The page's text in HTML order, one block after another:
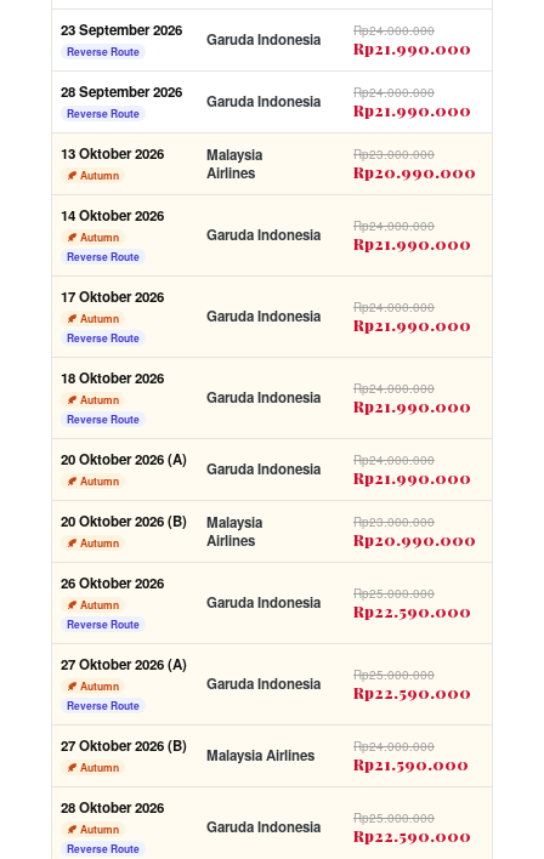
23 September 2026
Reverse Route
Garuda Indonesia Rp24.000.000
Rp21.990.000
28 September 2026
Reverse Route
Garuda Indonesia Rp24.000.000
Rp21.990.000
13 Oktober 2026
🍂 Autumn
Malaysia
Airlines
Rp23.000.000
Rp20.990.000
14 Oktober 2026
🍂 Autumn
Reverse Route
Garuda Indonesia Rp24.000.000
Rp21.990.000
17 Oktober 2026
🍂 Autumn
Reverse Route
Garuda Indonesia Rp24.000.000
Rp21.990.000
18 Oktober 2026
🍂 Autumn
Reverse Route
Garuda Indonesia Rp24.000.000
Rp21.990.000
20 Oktober 2026 (A)
🍂 Autumn
Garuda Indonesia Rp24.000.000
Rp21.990.000
20 Oktober 2026 (B)
🍂 Autumn
Malaysia
Airlines
Rp23.000.000
Rp20.990.000
26 Oktober 2026
🍂 Autumn
Reverse Route
Garuda Indonesia Rp25.000.000
Rp22.590.000
27 Oktober 2026 (A)
🍂 Autumn
Reverse Route
Garuda Indonesia Rp25.000.000
Rp22.590.000
27 Oktober 2026 (B)
🍂 Autumn
Malaysia Airlines Rp24.000.000
Rp21.590.000
28 Oktober 2026
🍂 Autumn
Reverse Route
Garuda Indonesia Rp25.000.000
Rp22.590.000